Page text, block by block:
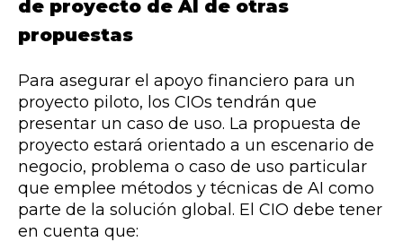
de proyecto de AI de otras
propuestas
Para asegurar el apoyo financiero para un
proyecto piloto, los CIOs tendrán que
presentar un caso de uso. La propuesta de
proyecto estará orientado a un escenario de
negocio, problema o caso de uso particular
que emplee métodos y técnicas de AI como
parte de la solución global. El CIO debe tener
en cuenta que: